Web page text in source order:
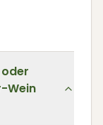
oder
Wein